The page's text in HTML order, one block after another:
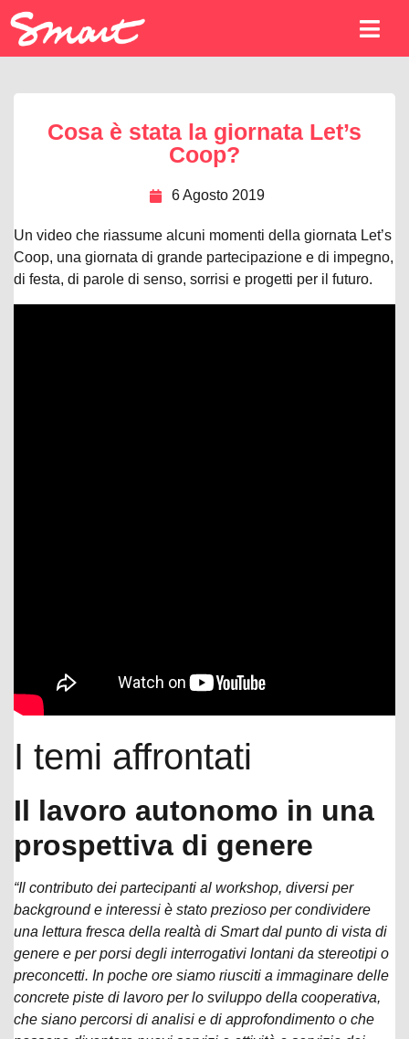
Cosa è stata la giornata Let’s
Coop?
6 Agosto 2019
Un video che riassume alcuni momenti della giornata Let’s
Coop, una giornata di grande partecipazione e di impegno,
di festa, di parole di senso, sorrisi e progetti per il futuro.
I temi affrontati
Il lavoro autonomo in una
prospettiva di genere
“Il contributo dei partecipanti al workshop, diversi per
background e interessi è stato prezioso per condividere
una lettura fresca della realtà di Smart dal punto di vista di
genere e per porsi degli interrogativi lontani da stereotipi o
preconcetti. In poche ore siamo riusciti a immaginare delle
concrete piste di lavoro per lo sviluppo della cooperativa,
che siano percorsi di analisi e di approfondimento o che